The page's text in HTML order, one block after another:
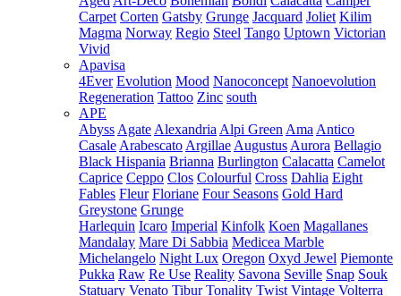
Carpet Corten Gatsby Grunge Jacquard Joliet Kilim
Magma Norway Regio Steel Tango Uptown Victorian
Vivid
Apavisa
4Ever Evolution Mood Nanoconcept Nanoevolution
Regeneration Tattoo Zinc south
APE
Abyss Agate Alexandria Alpi Green Ama Antico
Casale Arabescato Argillae Augustus Aurora Bellagio
Black Hispania Brianna Burlington Calacatta Camelot
Caprice Ceppo Clos Colourful Cross Dahlia Eight
Fables Fleur Floriane Four Seasons Gold Hard
Greystone Grunge
Harlequin Icaro Imperial Kinfolk Koen Magallanes
Mandalay Mare Di Sabbia Medicea Marble
Michelangelo Night Lux Oregon Oxyd Jewel Piemonte
Pukka Raw Re Use Reality Savona Seville Snap Souk
Statuary Venato Tibur Tonality Twist Vintage Volterra